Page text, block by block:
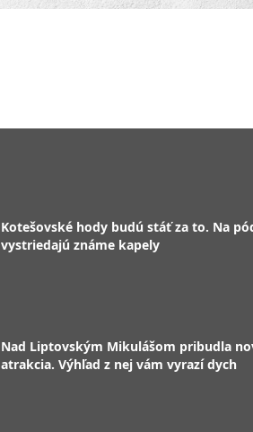
Kotešovské hody budú stáť za to. Na
vystriedajú známe kapely
Nad Liptovským Mikulášom pribudla
atrakcia. Výhľad z nej vám vyrazí dych